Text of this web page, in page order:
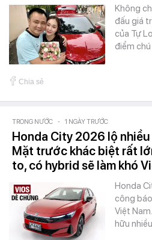
Không
đấu giá
của Tự
điểm chú
Chia sẻ
TRONG NƯỚC - 1 NGÀY TRƯỚC
Honda City 2026 lộ
Mặt trước khác biệt rất
to, có hybrid sẽ làm khó
Honda
công
Việt
hữu